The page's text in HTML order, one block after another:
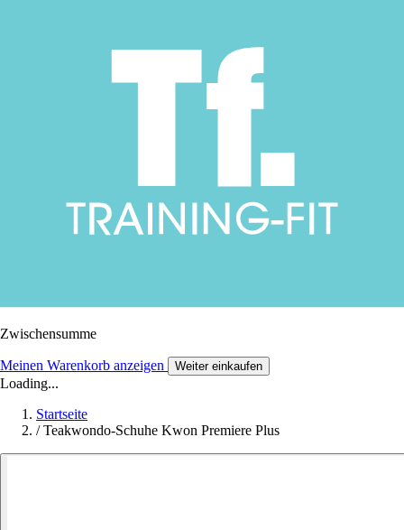
Zwischensumme
Meinen Warenkorb anzeigen Weiter einkaufen
Loading...
Startseite
/ Teakwondo-Schuhe Kwon Premiere Plus